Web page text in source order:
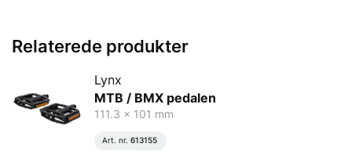
Relaterede produkter
Lynx
MTB / BMX pedalen
111.3 x 101 mm
Art. nr. 613155